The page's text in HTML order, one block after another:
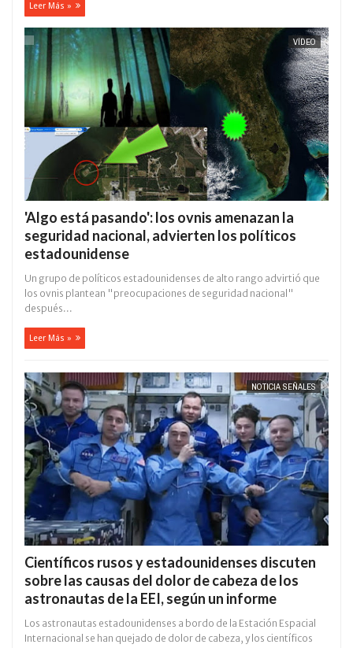
Leer Más »
VÍDEO
'Algo está pasando': los ovnis amenazan la
seguridad nacional, advierten los políticos
estadounidense
Un grupo de políticos estadounidenses de alto rango advirtió que
los ovnis plantean "preocupaciones de seguridad nacional"
después...
Leer Más »
NOTICIA SEÑALES
Científicos rusos y estadounidenses discuten
sobre las causas del dolor de cabeza de los
astronautas de la EEI, según un informe
Los astronautas estadounidenses a bordo de la Estación Espacial
Internacional se han quejado de dolor de cabeza, y los científicos